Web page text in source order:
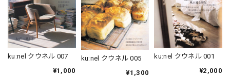
ku:nel クウネル 007
¥1,000
ku:nel クウネル 005
¥1,300
ku:nel クウネル 001
¥2,000